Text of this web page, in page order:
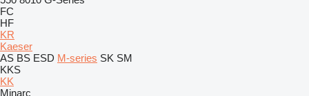
FC
HF
KR
Kaeser
AS BS ESD M-series SK SM
KKS
KK
Minarc